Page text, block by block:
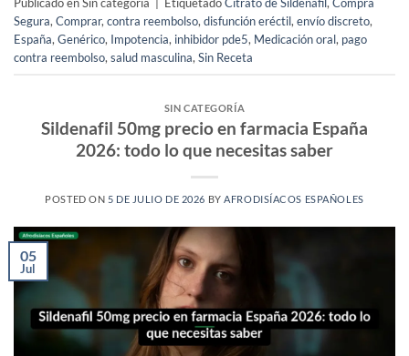
Segura, Comprar, contra reembolso, disfunción eréctil, envío discreto,
España, Genérico, Impotencia, inhibidor pde5, Medicación oral, pago
contra reembolso, salud masculina, Sin Receta
SIN CATEGORÍA
Sildenafil 50mg precio en farmacia España
2026: todo lo que necesitas saber
POSTED ON 5 DE JULIO DE 2026 BYAFRODISÍACOS ESPAÑOLES
05
Jul